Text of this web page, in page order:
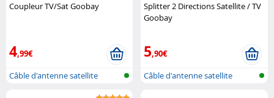
Coupleur TV/Sat Goobay
4,99€
Câble d'antenne satellite
Splitter 2 Directions Satellite / TV
Goobay
5,90€
Câble d'antenne satellite